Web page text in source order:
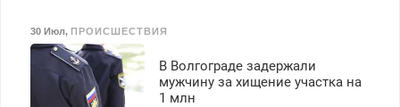
30 Июл, ПРОИСШЕСТВИЯ
В Волгограде задержали
мужчину за хищение участка на
1 млн